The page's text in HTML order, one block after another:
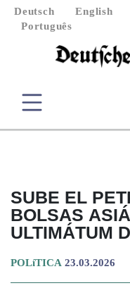
Deutsch English
Português
SUBE EL
BOLSAS
ULTIMÁTUM
POLíTICA 23.03.2026